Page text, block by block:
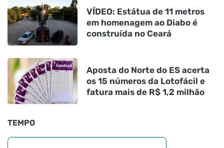
VÍDEO: Estátua de 11 metros
em homenagem ao Diabo é
construída no Ceará
Aposta do Norte do ES acerta
os 15 números da Lotofácil e
fatura mais de R$ 1,2 milhão
TEMPO